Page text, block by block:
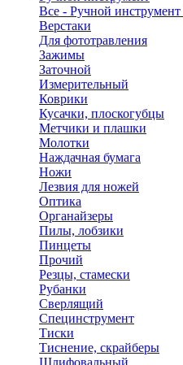
Все - Ручной инструмент
Верстаки
Для фототравления
Зажимы
Заточной
Измерительный
Коврики
Кусачки, плоскогубцы
Метчики и плашки
Молотки
Наждачная бумага
Ножи
Лезвия для ножей
Оптика
Органайзеры
Пилы, лобзики
Пинцеты
Прочий
Резцы, стамески
Рубанки
Сверлящий
Специнструмент
Тиски
Тиснение, скрайберы
Шлифовальный